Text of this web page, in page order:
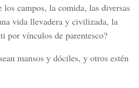
campos, la comida, las diversas
vida llevadera y civilizada, la
por vínculos de parentesco?
mansos y dóciles, y otros estén